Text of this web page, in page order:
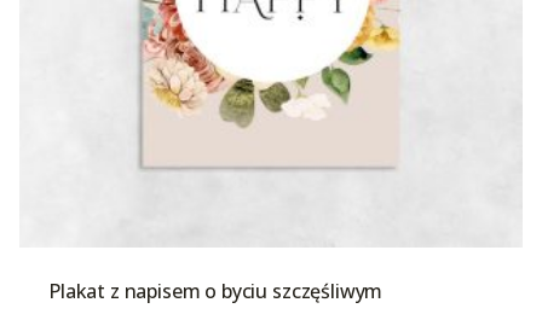
Plakat z napisem o byciu szczęśliwym